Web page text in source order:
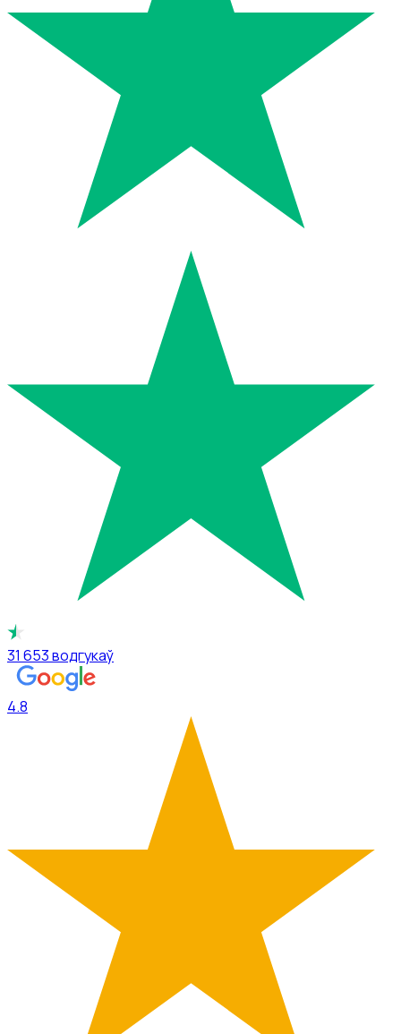
31 653водгукаў
4.8